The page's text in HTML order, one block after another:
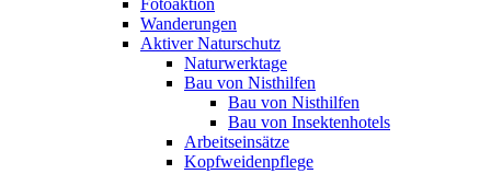
Fotoaktion
Wanderungen
Aktiver Naturschutz
Naturwerktage
Bau von Nisthilfen
Bau von Nisthilfen
Bau von Insektenhotels
Arbeitseinsätze
Kopfweidenpflege